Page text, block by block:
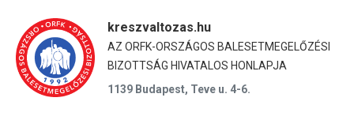
kreszvaltozas.hu
AZ ORFK-ORSZÁGOS BALESETMEGELŐZÉSI
BIZOTTSÁG HIVATALOS HONLAPJA
1139 Budapest, Teve u. 4-6.